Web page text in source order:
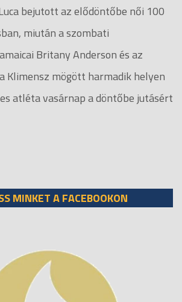
bejutott az elődöntőbe női 100
miután a szombati
Britany Anderson és az
Klimensz mögött harmadik helyen
atléta vasárnap a döntőbe jutásért
MINKET A FACEBOOKON